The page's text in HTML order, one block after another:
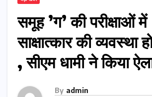
समूह ’ग’ की परीक्षाओं में
साक्षात्कार की व्यवस्था
, सीएम धामी ने किया
By admin